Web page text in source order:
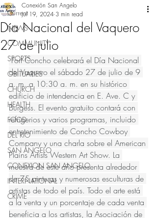
Current
NEWS
COMMUNITY
SPORTS
OBITUARIES
CHURCH
HEALTH
FOOD
DEL RIO
SAN ANGELO
CONEXION SAN ANGELO
INTERNATIONAL
CRIME
Día Nacional del Vaquero
27 de julio
Conexión San Angelo
Jul 19, 2024 3 min read
Fort Concho celebrará el Día Nacional
del Vaquero el sábado 27 de julio de 9
a. m. a 10:30 a. m. en su histórico
edificio de intendencia en E. Ave. C y
Burgess. El evento gratuito contará con
refrigerios y varios programas, incluido
entretenimiento de Concho Cowboy
Company y una charla sobre el American
Plains Artists Western Art Show. La
muestra de este año presenta alrededor
de 75 pinturas y numerosas esculturas de
artistas de todo el país. Todo el arte está
a la venta y un porcentaje de cada venta
beneficia a los artistas, la Asociación de